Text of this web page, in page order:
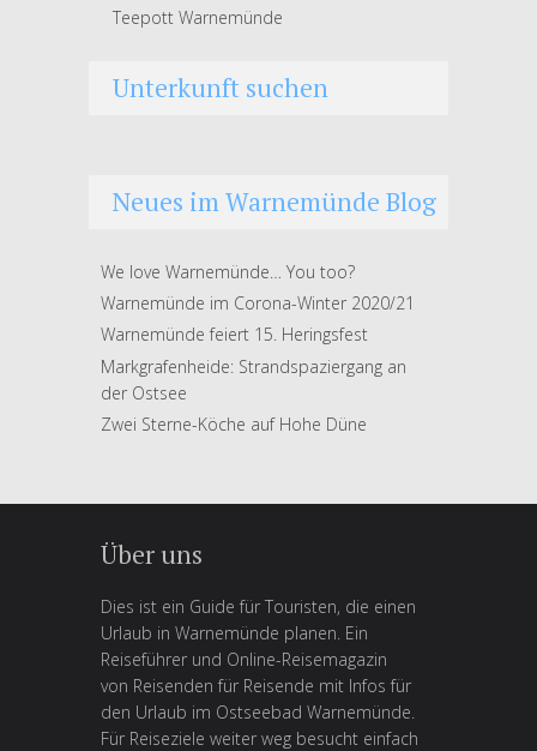
Teepott Warnemünde
Unterkunft suchen
Neues im Warnemünde Blog
We love Warnemünde… You too?
Warnemünde im Corona-Winter 2020/21
Warnemünde feiert 15. Heringsfest
Markgrafenheide: Strandspaziergang an
der Ostsee
Zwei Sterne-Köche auf Hohe Düne
Über uns
Dies ist ein Guide für Touristen, die einen
Urlaub in Warnemünde planen. Ein
Reiseführer und Online-Reisemagazin
von Reisenden für Reisende mit Infos für
den Urlaub im Ostseebad Warnemünde.
Für Reiseziele weiter weg besucht einfach